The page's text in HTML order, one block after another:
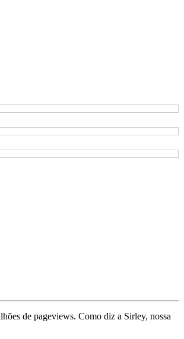
de pageviews. Como diz a Sirley, nossa